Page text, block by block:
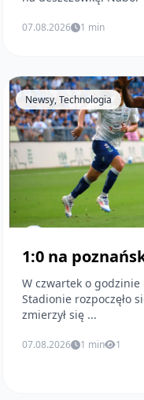
07.08.2026 1 min
Newsy, Technologia
1:0 na
W czwartek o godzinie
Stadionie rozpoczęło
zmierzył się ...
07.08.2026 1 min 1